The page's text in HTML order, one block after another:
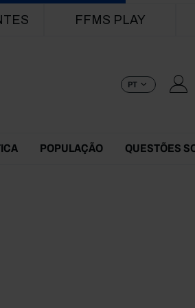
FFMS PLAY
PT
POPULAÇÃO QUESTÕES